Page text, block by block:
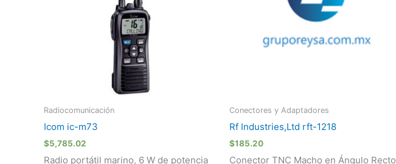
Radiocomunicación
Icom ic-m73
$5,785.02
Radio portátil marino, 6 W de potencia
Conectores y Adaptadores
Rf Industries,Ltd rft-1218
$185.20
Conector TNC Macho en Ángulo Recto